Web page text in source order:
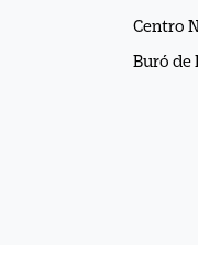
Centro
Buró de